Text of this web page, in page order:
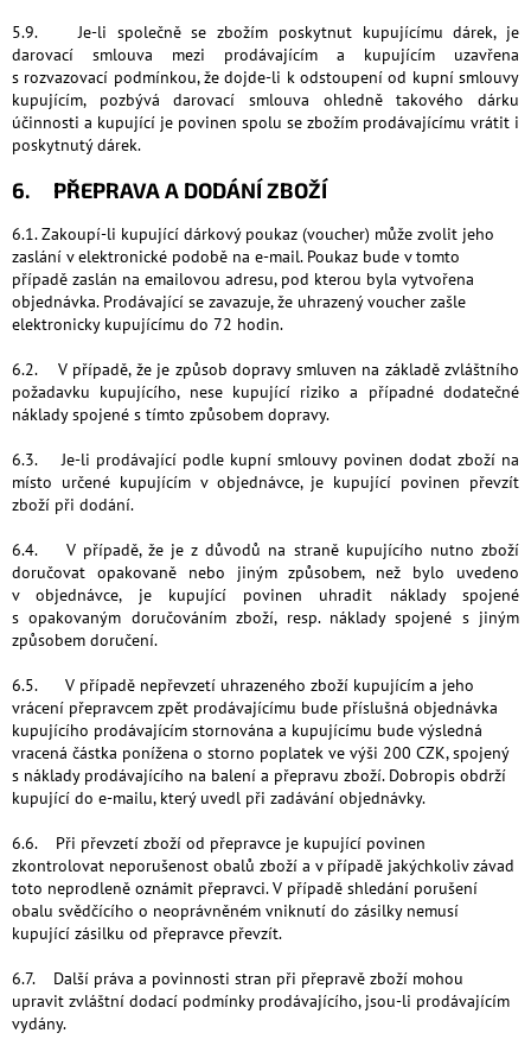
5.9. Je-li společně se zbožím poskytnut kupujícímu dárek, je
darovací smlouva mezi prodávajícím a kupujícím uzavřena
s rozvazovací podmínkou, že dojde-li k odstoupení od kupní smlouvy
kupujícím, pozbývá darovací smlouva ohledně takového dárku
účinnosti a kupující je povinen spolu se zbožím prodávajícímu vrátit i
poskytnutý dárek.
6. PŘEPRAVA A DODÁNÍ ZBOŽÍ
6.1. Zakoupí-li kupující dárkový poukaz (voucher) může zvolit jeho
zaslání v elektronické podobě na e-mail. Poukaz bude v tomto
případě zaslán na emailovou adresu, pod kterou byla vytvořena
objednávka. Prodávající se zavazuje, že uhrazený voucher zašle
elektronicky kupujícímu do 72 hodin.
6.2. V případě, že je způsob dopravy smluven na základě zvláštního
požadavku kupujícího, nese kupující riziko a případné dodatečné
náklady spojené s tímto způsobem dopravy.
6.3. Je-li prodávající podle kupní smlouvy povinen dodat zboží na
místo určené kupujícím v objednávce, je kupující povinen převzít
zboží při dodání.
6.4. V případě, že je z důvodů na straně kupujícího nutno zboží
doručovat opakovaně nebo jiným způsobem, než bylo uvedeno
v objednávce, je kupující povinen uhradit náklady spojené
s opakovaným doručováním zboží, resp. náklady spojené s jiným
způsobem doručení.
6.5. V případě nepřevzetí uhrazeného zboží kupujícím a jeho
vrácení přepravcem zpět prodávajícímu bude příslušná objednávka
kupujícího prodávajícím stornována a kupujícímu bude výsledná
vracená částka ponížena o storno poplatek ve výši 200 CZK, spojený
s náklady prodávajícího na balení a přepravu zboží. Dobropis obdrží
kupující do e-mailu, který uvedl při zadávání objednávky.
6.6. Při převzetí zboží od přepravce je kupující povinen
zkontrolovat neporušenost obalů zboží a v případě jakýchkoliv závad
toto neprodleně oznámit přepravci. V případě shledání porušení
obalu svědčícího o neoprávněném vniknutí do zásilky nemusí
kupující zásilku od přepravce převzít.
6.7. Další práva a povinnosti stran při přepravě zboží mohou
upravit zvláštní dodací podmínky prodávajícího, jsou-li prodávajícím
vydány.